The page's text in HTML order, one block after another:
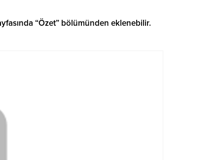
“Özet” bölümünden eklenebilir.